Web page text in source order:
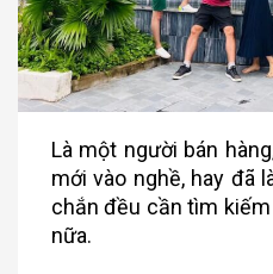
Là một người bán
mới vào nghề, hay đã
chắn đều cần tìm
nữa.